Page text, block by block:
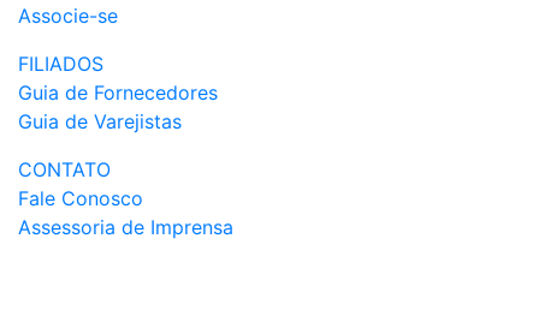
Associe-se
FILIADOS
Guia de Fornecedores
Guia de Varejistas
CONTATO
Fale Conosco
Assessoria de Imprensa